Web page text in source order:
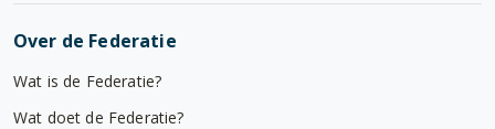
Over de Federatie
Wat is de Federatie?
Wat doet de Federatie?